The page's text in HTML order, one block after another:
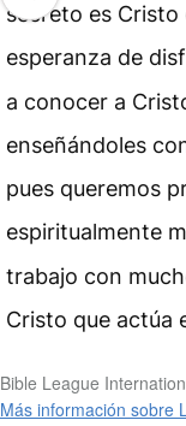
secreto es Cristo
esperanza de
a conocer a
enseñándoles
pues queremos
espiritualmente
trabajo con
Cristo que actúa
Bible League
Más información sobre